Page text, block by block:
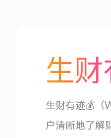
生财
生财有迹💰（
户清晰地了解